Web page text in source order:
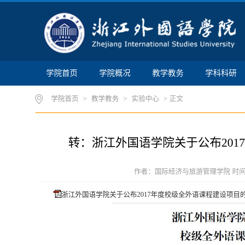
学院首页 学院概况 教学教务 学科科研
学院首页 > 教学教务 > 实验中心 > 正文
转：浙江外国语学院关于公布
作者：国际经济与旅游管理学院 时
浙江外国语学院关于公布2017年度校级全外语课程建设项目